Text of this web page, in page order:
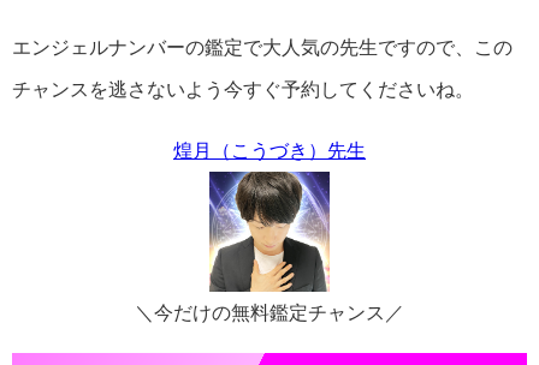
エンジェルナンバーの鑑定で大人気の先生ですので、この
チャンスを逃さないよう今すぐ予約してくださいね。
煌月（こうづき）先生
＼今だけの無料鑑定チャンス／